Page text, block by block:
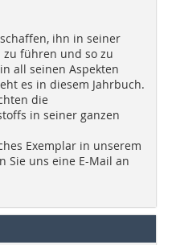
ihn in seiner
führen und so zu
all seinen Aspekten
es in diesem Jahrbuch.
die
in seiner ganzen
Exemplar in unserem
Sie uns eine E-Mail an